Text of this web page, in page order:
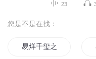
23
您是不是在找：
易烊千玺之那个剩夏的